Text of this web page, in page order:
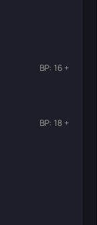
ВР: 16 +
ВР: 18 +